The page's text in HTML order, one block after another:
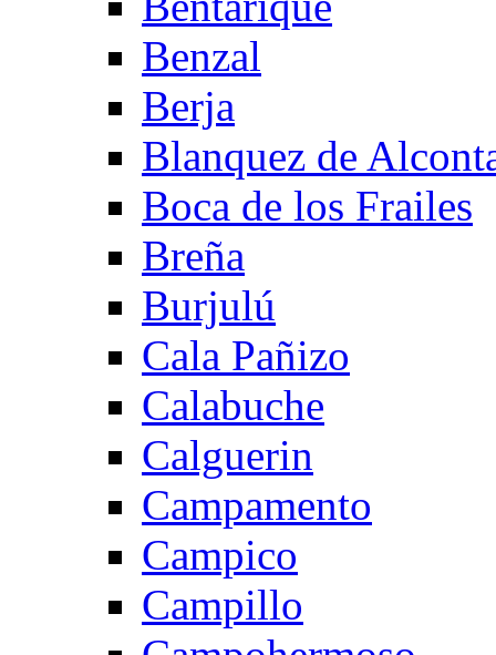
Benzal
Berja
Blanquez de
Boca de los Frailes
Breña
Burjulú
Cala Pañizo
Calabuche
Calguerin
Campamento
Campico
Campillo